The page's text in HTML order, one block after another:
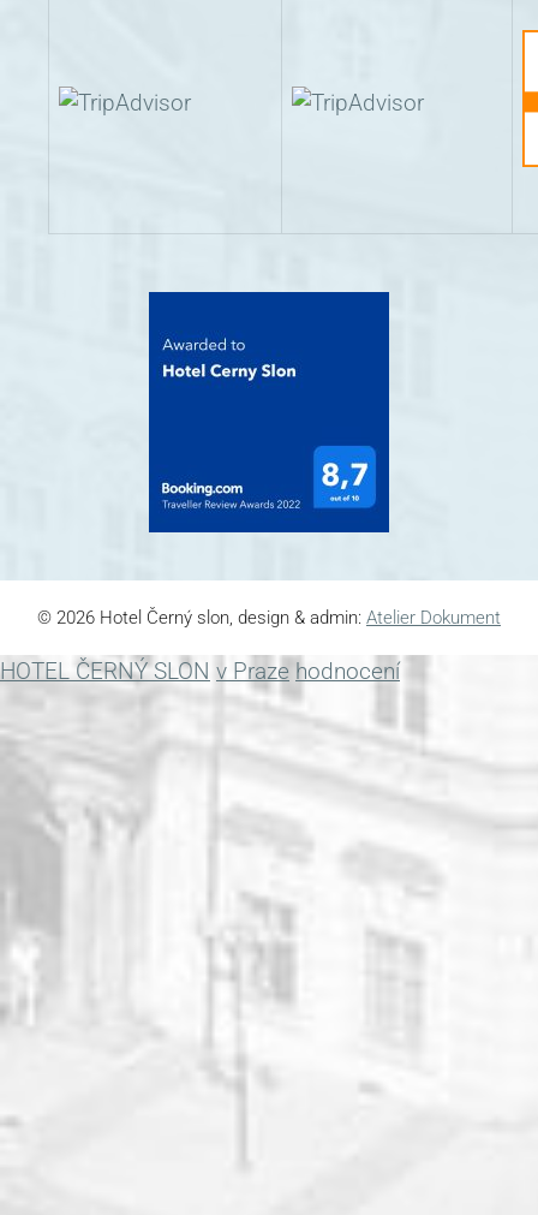
© 2026 Hotel Černý slon, design & admin: Atelier Dokument
HOTEL ČERNÝ SLON v Praze hodnocení